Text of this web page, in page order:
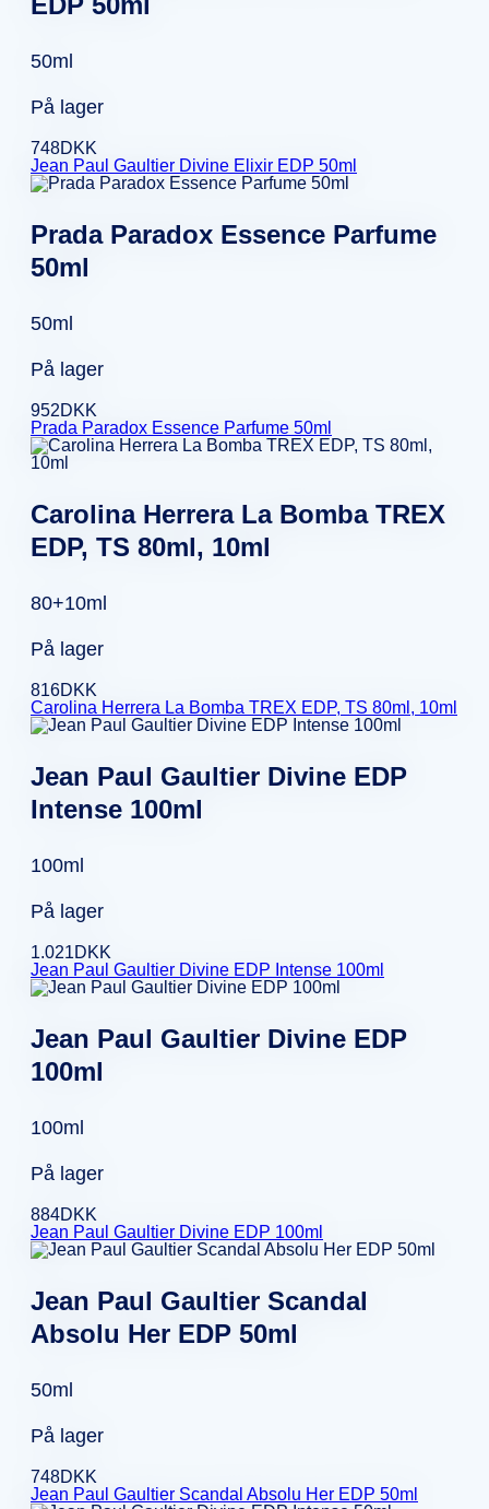
50ml
På lager
748DKK
Jean Paul Gaultier Divine Elixir EDP 50ml
Prada Paradox Essence Parfume
50ml
50ml
På lager
952DKK
Prada Paradox Essence Parfume 50ml
Carolina Herrera La Bomba TREX
EDP, TS 80ml, 10ml
80+10ml
På lager
816DKK
Carolina Herrera La Bomba TREX EDP, TS 80ml, 10ml
Jean Paul Gaultier Divine EDP
Intense 100ml
100ml
På lager
1.021DKK
Jean Paul Gaultier Divine EDP Intense 100ml
Jean Paul Gaultier Divine EDP
100ml
100ml
På lager
884DKK
Jean Paul Gaultier Divine EDP 100ml
Jean Paul Gaultier Scandal
Absolu Her EDP 50ml
50ml
På lager
748DKK
Jean Paul Gaultier Scandal Absolu Her EDP 50ml